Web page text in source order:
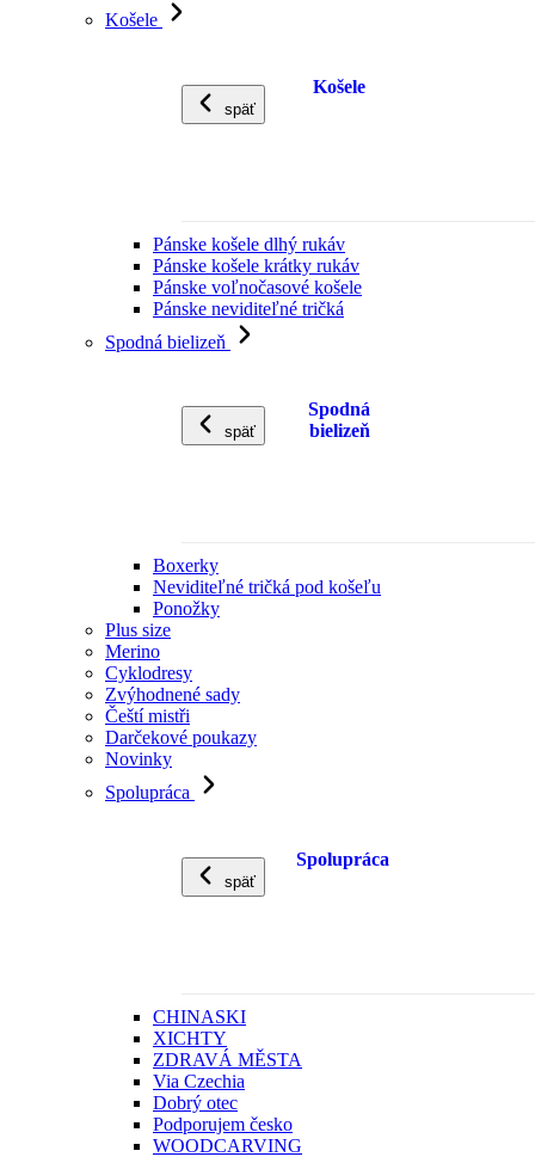
Košele
späť
Košele
Pánske košele dlhý rukáv
Pánske košele krátky rukáv
Pánske voľnočasové košele
Pánske neviditeľné tričká
Spodná bielizeň
späť
Spodná
bielizeň
Boxerky
Neviditeľné tričká pod košeľu
Ponožky
Plus size
Merino
Cyklodresy
Zvýhodnené sady
Čeští mistři
Darčekové poukazy
Novinky
Spolupráca
späť
Spolupráca
CHINASKI
XICHTY
ZDRAVÁ MĚSTA
Via Czechia
Dobrý otec
Podporujem česko
WOODCARVING